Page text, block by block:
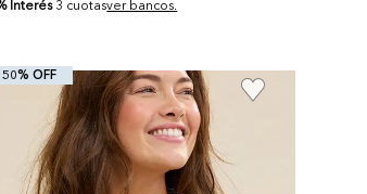
Interés 3 cuotasver bancos.
50% OFF